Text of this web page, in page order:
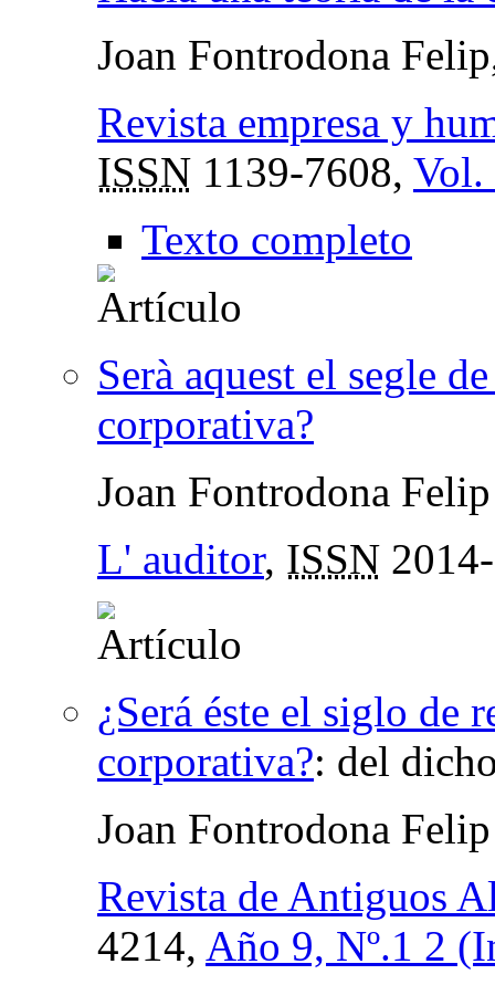
Joan Fontrodona
Revista empresa y
ISSN 1139-7608, Vol.
Texto completo
Serà aquest el segle
corporativa?
Joan Fontrodona Felip
L' auditor, ISSN
¿Será éste el siglo de
corporativa?: del
Joan Fontrodona Felip
Revista de Antiguos
4214, Año 9, Nº.1 2